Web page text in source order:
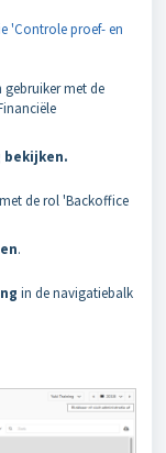
'Controle proef- en
gebruiker met de
de rol 'Backoffice
.
in de navigatiebalk